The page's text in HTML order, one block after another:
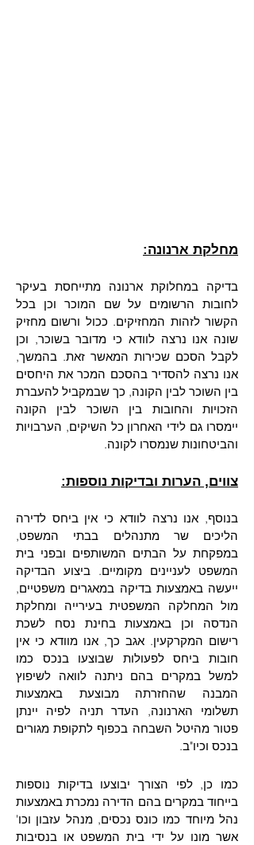
מחלקת ארנונה:
בדיקה במחלוקת ארנונה מתייחסת בעיקר
לחובות הרשומים על שם המוכר וכן בכל
הקשור לזהות המחזיקים. ככול ורשום מחזיק
שונה אנו נרצה לוודא כי מדובר בשוכר, וכן
לקבל הסכם שכירות המאשר זאת. בהמשך,
אנו נרצה להסדיר בהסכם המכר את היחסים
בין השוכר לבין הקונה, כך שבמקביל להעברת
הזכויות והחובות בין השוכר לבין הקונה
יימסרו גם לידי האחרון כל השיקים, הערבויות
והביטחונות שנמסרו לקונה.
צווים, הערות ובדיקות נוספות:
בנוסף, אנו נרצה לוודא כי אין ביחס לדירה
הליכים שר מתנהלים בבתי המשפט,
במפקחת על הבתים המשותפים ובפני בית
המשפט לעניינים מקומיים. ביצוע הבדיקה
ייעשה באמצעות בדיקה במאגרים משפטיים,
מול המחלקה המשפטית בעירייה ומחלקת
הנדסה וכן באמצעות בחינת נסח לשכת
רישום המקרקעין. אגב כך, אנו מוודא כי אין
חובות ביחס לפעולות שבוצעו בנכס כמו
למשל במקרים בהם ניתנה לוואה לשיפוץ
המבנה שהחזרתה מבוצעת באמצעות
תשלומי הארנונה, העדר תניה לפיה יינתן
פטור מהיטל השבחה בכפוף לתקופת מגורים
בנכס וכיו"ב.
כמו כן, לפי הצורך יבוצעו בדיקות נוספות
בייחוד במקרים בהם הדירה נמכרת באמצעות
נהל מיוחד כמו כונס נכסים, מנהל עזבון וכו'
אשר מונו על ידי בית המשפט או בנסיבות